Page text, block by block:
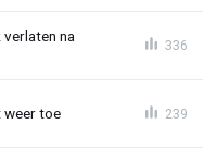
na
336
weer toe 239